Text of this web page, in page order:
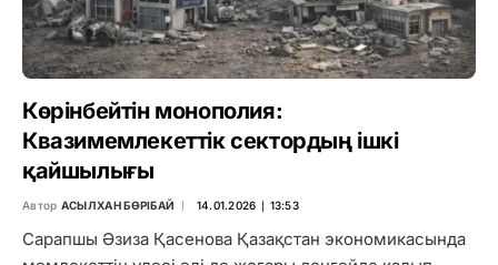
Көрінбейтін монополия:
Квазимемлекеттік сектордың ішкі
қайшылығы
Автор АСЫЛХАН БӨРІБАЙ 14.01.2026 ∣ 13:53
Сарапшы Әзиза Қасенова Қазақстан экономикасында